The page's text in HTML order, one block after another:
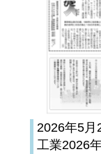
2026年5月
工業2026